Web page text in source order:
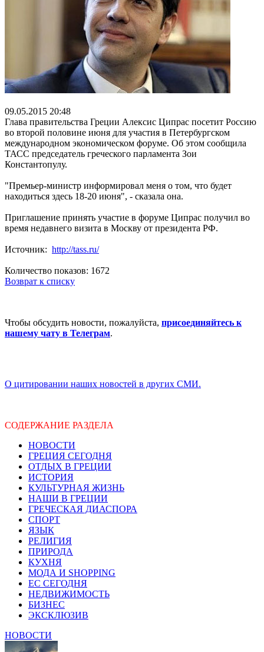
09.05.2015 20:48
Глава правительства Греции Алексис Ципрас посетит Россию
во второй половине июня для участия в Петербургском
международном экономическом форуме. Об этом сообщила
ТАСС председатель греческого парламента Зои
Константопулу.
"Премьер-министр информировал меня о том, что будет
находиться здесь 18-20 июня", - сказала она.
Приглашение принять участие в форуме Ципрас получил во
время недавнего визита в Москву от президента РФ.
Источник: http://tass.ru/
Количество показов: 1672
Возврат к списку
Чтобы обсудить новости, пожалуйста, присоединяйтесь к
нашему чату в Телеграм.
О цитировании наших новостей в других СМИ.
СОДЕРЖАНИЕ РАЗДЕЛА
НОВОСТИ
ГРЕЦИЯ СЕГОДНЯ
ОТДЫХ В ГРЕЦИИ
ИСТОРИЯ
КУЛЬТУРНАЯ ЖИЗНЬ
НАШИ В ГРЕЦИИ
ГРЕЧЕСКАЯ ДИАСПОРА
СПОРТ
ЯЗЫК
РЕЛИГИЯ
ПРИРОДА
КУХНЯ
МОДА И SHOPPING
ЕС СЕГОДНЯ
НЕДВИЖИМОСТЬ
БИЗНЕС
ЭКСКЛЮЗИВ
НОВОСТИ